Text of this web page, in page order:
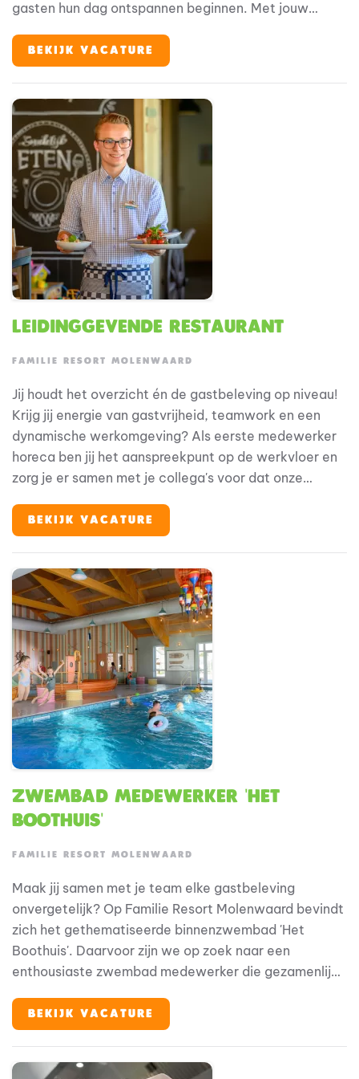
gasten hun dag ontspannen beginnen. Met jouw
verschil.
BEKIJK VACATURE
Leidinggevende Restaurant
FAMILIE RESORT MOLENWAARD
Jij houdt het overzicht én de gastbeleving op niveau!
Krijg jij energie van gastvrijheid, teamwork en een
dynamische werkomgeving? Als eerste medewerker
horeca ben jij het aanspreekpunt op de werkvloer en
zorg je er samen met je collega's voor dat onze
werkt actief mee in de operatie, houdt overzicht
tijdens drukke momenten en zorgt ervoor dat zowel
enthousiasme en gastvrije instelling draag je iedere
dag bij aan de hoge waardering die ons resort van
gasten ontvangt.
BEKIJK VACATURE
Zwembad medewerker 'Het
Boothuis'
FAMILIE RESORT MOLENWAARD
Maak jij samen met je team elke gastbeleving
onvergetelijk? Op Familie Resort Molenwaard bevindt
zich het gethematiseerde binnenzwembad 'Het
Boothuis'. Daarvoor zijn we op zoek naar een
enthousiaste zwembad medewerker die gezamenlijk
verantwoordelijk is voor het operationeel draaien van
het zwembad. Bij Familie Resort Molenwaard stap je
plezier, ontdekken en jezelf kunnen zijn. En jij? Jij zorgt
BEKIJK VACATURE